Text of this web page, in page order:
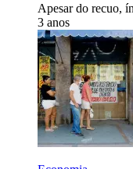
Apesar do recuo,
3 anos